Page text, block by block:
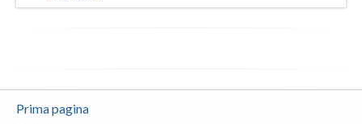
Prima pagina